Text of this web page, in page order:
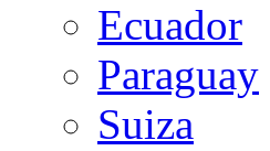
Ecuador
Paraguay
Suiza